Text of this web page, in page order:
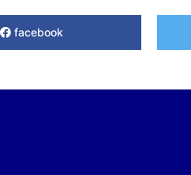
facebook